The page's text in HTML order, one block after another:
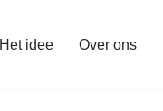
Het idee Over ons